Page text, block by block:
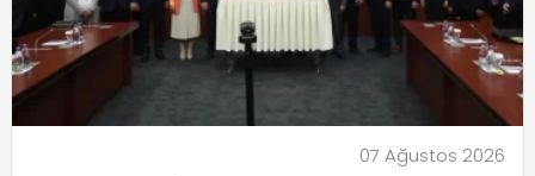
07 Ağustos 2026